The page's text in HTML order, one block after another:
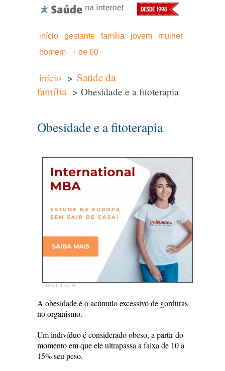
início gestante família jovem
mulher
homem
+ de 60
início > Saúde da
família > Obesidade e a fitoterapia
Obesidade e a fitoterapia
PUBLICIDADE
A obesidade é o acúmulo excessivo de gorduras
no organismo.
Um indivíduo é considerado obeso, a partir do
momento em que ele ultrapassa a faixa de 10 a
15% seu peso.